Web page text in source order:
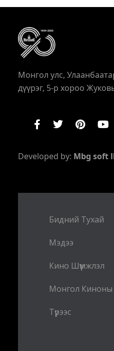
Монгол улс,
дүүрэг, 5-р хороо
Developed by: Mbg soft
Бидний Тухай
Мэдээ
Кино Шүүмжлэл
Монгол Киноны
Түрээс